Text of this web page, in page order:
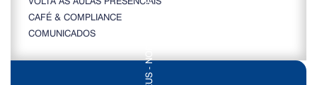
CAFÉ & COMPLIANCE
COMUNICADOS